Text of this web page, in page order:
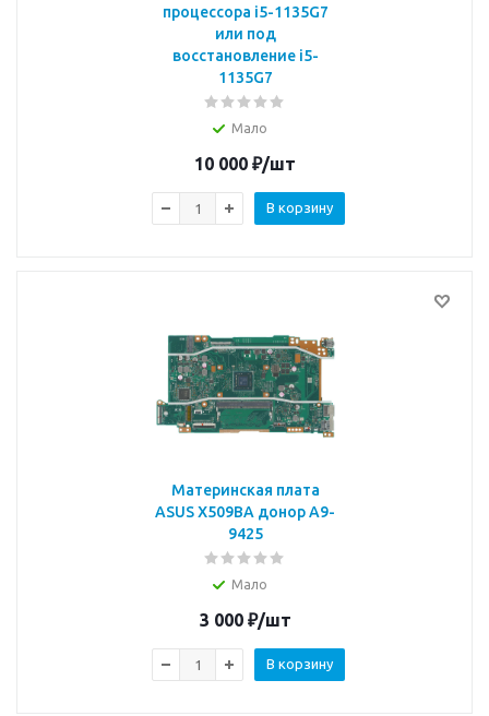
процессора i5-1135G7
или под
восстановление i5-
1135G7
Мало
10 000 ₽/шт
В корзину
Материнская плата
ASUS X509BA донор A9-
9425
Мало
3 000₽/шт
В корзину